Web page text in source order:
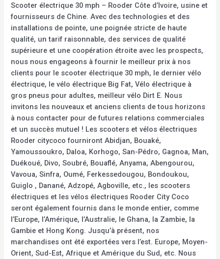
Scooter électrique 30 mph – Rooder Côte d’Ivoire, usine et
fournisseurs de Chine. Avec des technologies et des
installations de pointe, une poignée stricte de haute
qualité, un tarif raisonnable, des services de qualité
supérieure et une coopération étroite avec les prospects,
nous nous engageons à fournir le meilleur prix à nos
clients pour le scooter électrique 30 mph, le dernier vélo
électrique, le vélo électrique Big Fat, Vélo électrique à
gros pneus pour adultes, meilleur vélo Dirt E. Nous
invitons les nouveaux et anciens clients de tous horizons
à nous contacter pour de futures relations commerciales
et un succès mutuel ! Les scooters et vélos électriques
Rooder citycoco fourniront Abidjan, Bouaké,
Yamoussoukro, Daloa, Korhogo, San-Pédro, Gagnoa, Man,
Duékoué, Divo, Soubré, Bouaflé, Anyama, Abengourou,
Vavoua, Sinfra, Oumé, Ferkessedougou, Bondoukou,
Guiglo , Danané, Adzopé, Agboville, etc., les scooters
électriques et les vélos électriques Rooder City Coco
seront également fournis dans le monde entier, comme
l’Europe, l’Amérique, l’Australie, le Ghana, la Zambie, la
Gambie et Hong Kong. Jusqu’à présent, nos
marchandises ont été exportées vers l’est. Europe, Moyen-
Orient, Sud-Est, Afrique et Amérique du Sud, etc. Nous